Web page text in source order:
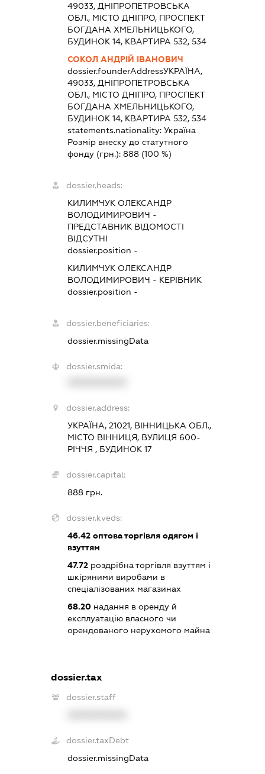
49033, ДНІПРОПЕТРОВСЬКА
ОБЛ., МІСТО ДНІПРО, ПРОСПЕКТ
БОГДАНА ХМЕЛЬНИЦЬКОГО,
БУДИНОК 14, КВАРТИРА 532, 534
СОКОЛ АНДРІЙ ІВАНОВИЧ
dossier.founderAddressУКРАЇНА,
49033, ДНІПРОПЕТРОВСЬКА
ОБЛ., МІСТО ДНІПРО, ПРОСПЕКТ
БОГДАНА ХМЕЛЬНИЦЬКОГО,
БУДИНОК 14, КВАРТИРА 532, 534
statements.nationality: Україна
Розмір внеску до статутного
фонду (грн.): 888(100 %)
dossier.heads:
КИЛИМЧУК ОЛЕКСАНДР
ВОЛОДИМИРОВИЧ -
ПРЕДСТАВНИК ВІДОМОСТІ
ВІДСУТНІ
dossier.position -
КИЛИМЧУК ОЛЕКСАНДР
ВОЛОДИМИРОВИЧ - КЕРІВНИК
dossier.position -
dossier.beneficiaries:
dossier.missingData
dossier.smida:
dossier.address:
УКРАЇНА, 21021, ВІННИЦЬКА ОБЛ.,
МІСТО ВІННИЦЯ, ВУЛИЦЯ 600-
РІЧЧЯ , БУДИНОК 17
dossier.capital:
888 грн.
dossier.kveds:
46.42оптова торгівля одягом і
взуттям
47.72роздрібна торгівля взуттям і
шкіряними виробами в
спеціалізованих магазинах
68.20надання в оренду й
експлуатацію власного чи
орендованого нерухомого майна
dossier.tax
dossier.staff
dossier.taxDebt
dossier.missingData